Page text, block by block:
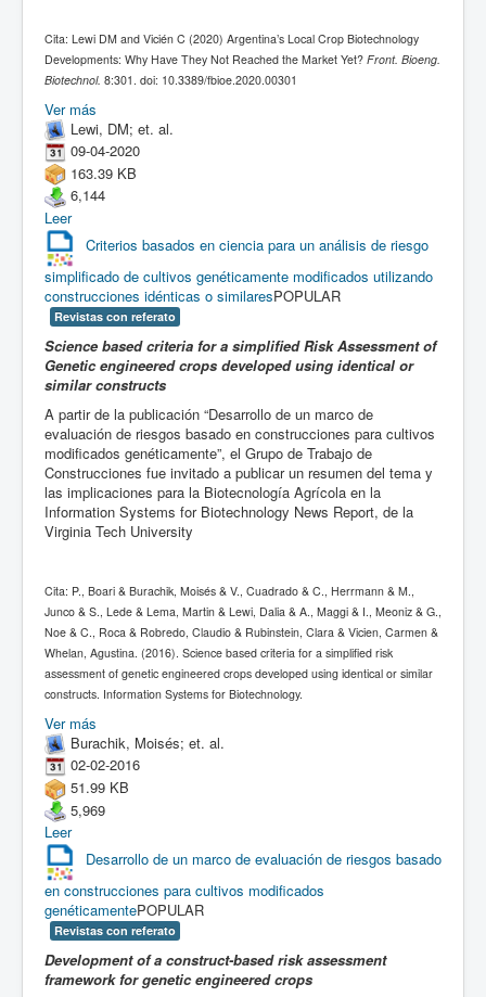
Cita: Lewi DM and Vicién C (2020) Argentina’s Local Crop Biotechnology
Developments: Why Have They Not Reached the Market Yet? Front. Bioeng.
Biotechnol. 8:301. doi: 10.3389/fbioe.2020.00301
Ver más
Lewi, DM; et. al.
09-04-2020
163.39 KB
6,144
Leer
Criterios basados en ciencia para un análisis de riesgo
simplificado de cultivos genéticamente modificados utilizando
construcciones idénticas o similaresPOPULAR
Revistas con referato
Science based criteria for a simplified Risk Assessment of
Genetic engineered crops developed using identical or
similar constructs
A partir de la publicación “Desarrollo de un marco de
evaluación de riesgos basado en construcciones para cultivos
modificados genéticamente”, el Grupo de Trabajo de
Construcciones fue invitado a publicar un resumen del tema y
las implicaciones para la Biotecnología Agrícola en la
Information Systems for Biotechnology News Report, de la
Virginia Tech University
Cita: P., Boari & Burachik, Moisés & V., Cuadrado & C., Herrmann & M.,
Junco & S., Lede & Lema, Martin & Lewi, Dalia & A., Maggi & I., Meoniz & G.,
Noe & C., Roca & Robredo, Claudio & Rubinstein, Clara & Vicien, Carmen &
Whelan, Agustina. (2016). Science based criteria for a simplified risk
assessment of genetic engineered crops developed using identical or similar
constructs. Information Systems for Biotechnology.
Ver más
Burachik, Moisés; et. al.
02-02-2016
51.99 KB
5,969
Leer
Desarrollo de un marco de evaluación de riesgos basado
en construcciones para cultivos modificados
genéticamentePOPULAR
Revistas con referato
Development of a construct-based risk assessment
framework for genetic engineered crops